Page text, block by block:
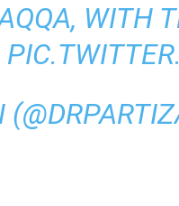
WITH